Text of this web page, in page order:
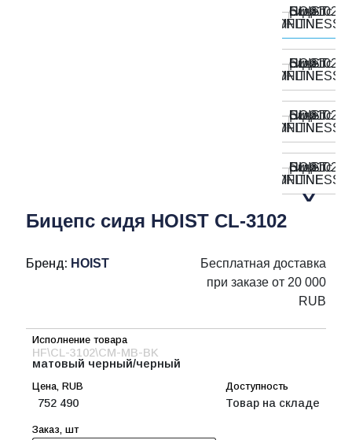
Бицепс сидя HOIST CL-3102
Бренд: HOIST
Бесплатная доставка
при заказе от 20 000
RUB
HF\CL-3102\CM-MB-BK
матовый черный/черный
752 490 Товар на складе